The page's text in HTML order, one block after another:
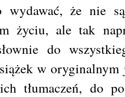
wydawać, że nie
życiu, ale tak
do
w
tłumaczeń, do